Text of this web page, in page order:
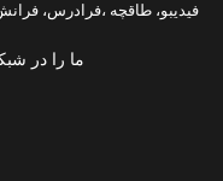
فیدیبو، طاقچه ،فرادرس،
ما را در